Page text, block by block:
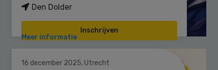
Den Dolder
Inschrijven
Meer informatie
16 december 2025, Utrecht